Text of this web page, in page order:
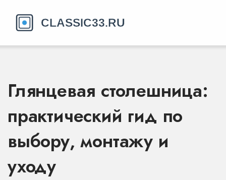
Глянцевая столешница:
практический гид по
выбору, монтажу и
уходу